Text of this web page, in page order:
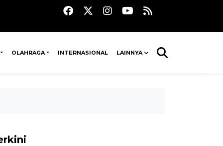
OLAHRAGA INTERNASIONAL LAINNYA